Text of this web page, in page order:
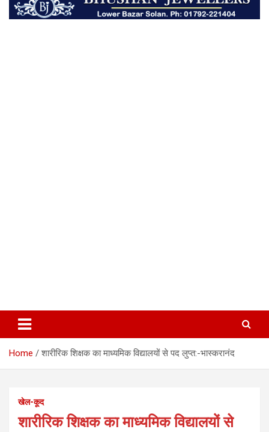
Home शारीरिक शिक्षक का माध्यमिक विद्यालयों से पद लुप्त:-भास्करानंद
खेल-कूद
शारीरिक शिक्षक का माध्यमिक विद्यालयों से